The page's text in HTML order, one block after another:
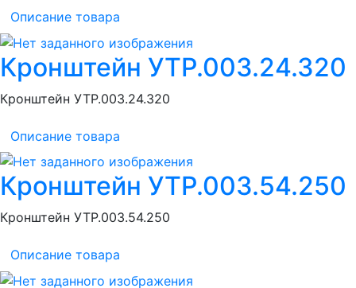
Описание товара
Кронштейн УТР.003.24.320
Кронштейн УТР.003.24.320
Описание товара
Кронштейн УТР.003.54.250
Кронштейн УТР.003.54.250
Описание товара